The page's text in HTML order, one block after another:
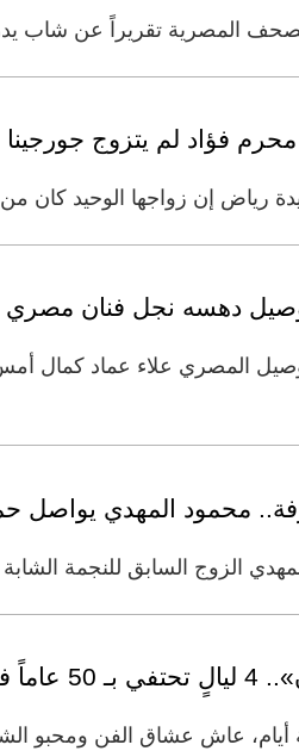
المصرية تقريراً عن شاب يدرس
فؤاد لم يتزوج
رياض إن زواجها الوحيد
دهسه نجل فنان مصري
المصري علاء عماد كمال
محمود المهدي يواصل
الزوج السابق للنجمة
سلطان
أيام، عاش عشاق الفن ومحبو